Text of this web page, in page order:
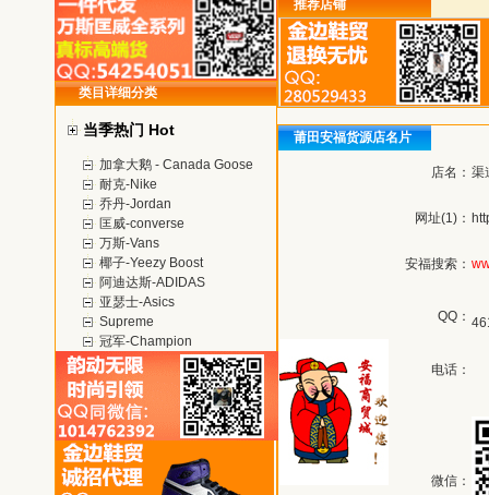
类目详细分类
当季热门 Hot
加拿大鹅 - Canada Goose
耐克-Nike
乔丹-Jordan
匡威-converse
万斯-Vans
椰子-Yeezy Boost
阿迪达斯-ADIDAS
亚瑟士-Asics
Supreme
冠军-Champion
推荐店铺
莆田安福货源店名片
店名： 渠
网址(1)：
安福搜索：
QQ：
电话：
微信：